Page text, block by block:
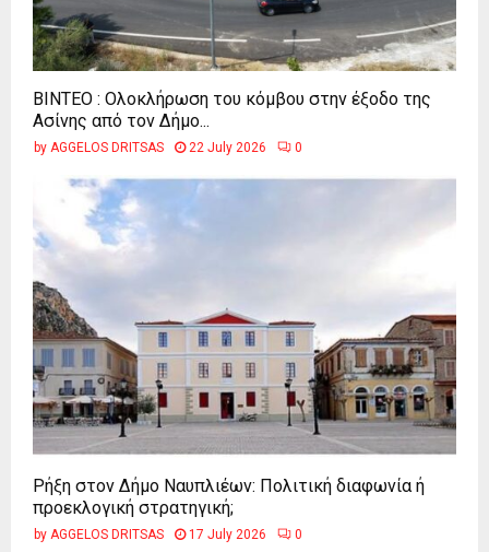
ΒΙΝΤΕΟ : Ολοκλήρωση του κόμβου στην έξοδο της
Ασίνης από τον Δήμο...
by AGGELOS DRITSAS 22 July 2026 0
Ρήξη στον Δήμο Ναυπλιέων: Πολιτική διαφωνία ή
προεκλογική στρατηγική;
by AGGELOS DRITSAS 17 July 2026 0